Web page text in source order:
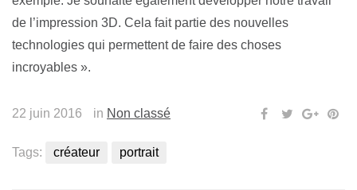
de l’impression 3D. Cela fait partie des nouvelles
technologies qui permettent de faire des choses
incroyables ».
22 juin 2016 in Non classé
Tags: créateur portrait